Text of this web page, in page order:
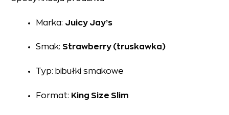
Marka: Juicy Jay’s
Smak: Strawberry (truskawka)
Typ: bibułki smakowe
Format: King Size Slim